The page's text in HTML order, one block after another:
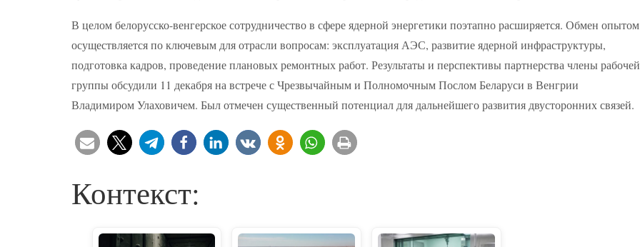
В целом белорусско-венгерское сотрудничество в сфере ядерной энергетики поэтапно расширяется. Обмен опытом
осуществляется по ключевым для отрасли вопросам: эксплуатация АЭС, развитие ядерной инфраструктуры,
подготовка кадров, проведение плановых ремонтных работ. Результаты и перспективы партнерства члены рабочей
группы обсудили 11 декабря на встрече с Чрезвычайным и Полномочным Послом Беларуси в Венгрии
Владимиром Улаховичем. Был отмечен существенный потенциал для дальнейшего развития двусторонних связей.
Контекст: